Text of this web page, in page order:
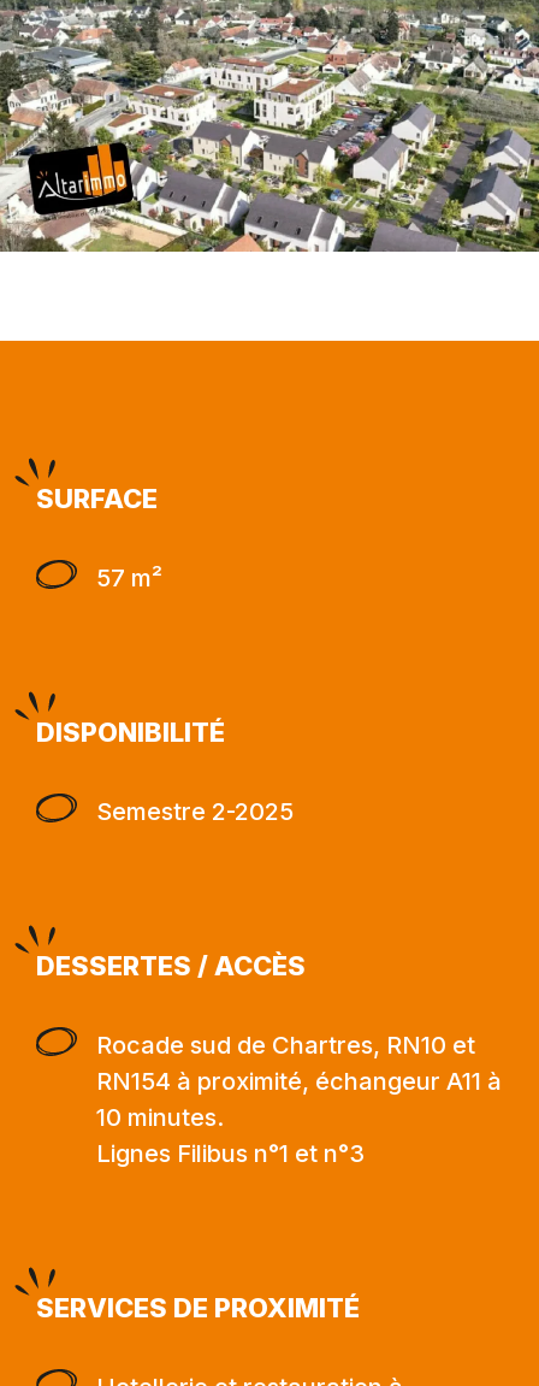
SURFACE
57 m²
DISPONIBILITÉ
Semestre 2-2025
DESSERTES / ACCÈS
Rocade sud de Chartres, RN10 et
RN154 à proximité, échangeur A11 à
10 minutes.
Lignes Filibus n°1 et n°3
SERVICES DE PROXIMITÉ